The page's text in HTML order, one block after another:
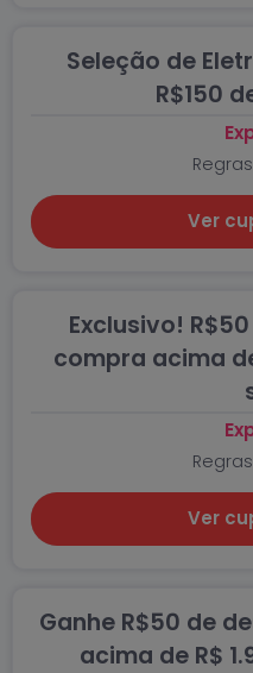
Seleção de
R$150
Ver
Exclusivo!
compra acima
Ver
Ganhe R$50 de
acima de R$